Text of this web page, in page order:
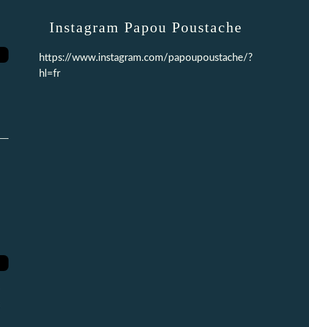
Instagram Papou Poustache
https://www.instagram.com/papoupoustache/?
hl=fr